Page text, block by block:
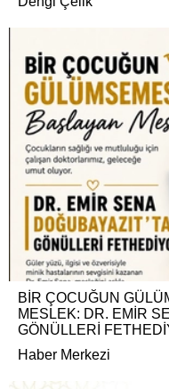
BİR ÇOCUĞUN
MESLEK: DR. EMİR
GÖNÜLLERİ
Haber Merkezi